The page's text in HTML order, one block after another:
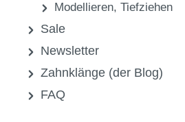
Modellieren, Tiefziehen
Sale
Newsletter
Zahnklänge (der Blog)
FAQ